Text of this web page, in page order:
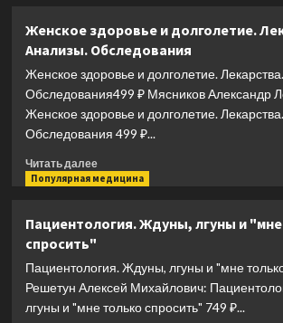
и
восстановят
систему
спины
и
суставов
Как
справиться
острыми
и
болями
Женское здоровье и долголетие.
Анализы. Обследования
Женское здоровье и долголетие.
Обследования499 ₽ Мясников Александр
Женское здоровье и долголетие.
Обследования 499 ₽...
Читать далееПрочитать
больше
здоровье
долголетие.
Лекарства.
Обследования
Популярная медицина
Пациентология. Ждуны, лгуны и
спросить"
Пациентология. Ждуны, лгуны и "мне
Решетун Алексей Михайлович:
лгуны и "мне только спросить" 749 ₽...